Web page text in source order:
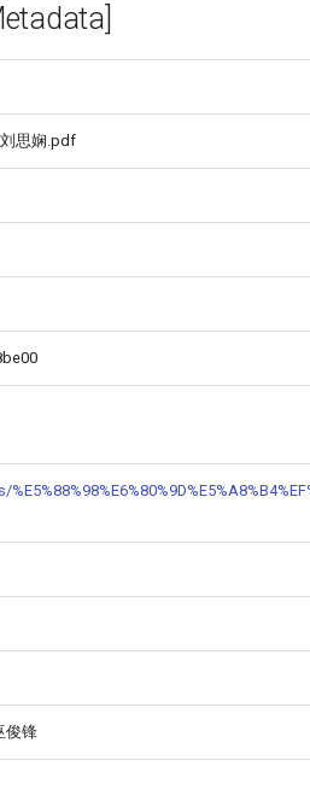
思娴.pdf
俊锋